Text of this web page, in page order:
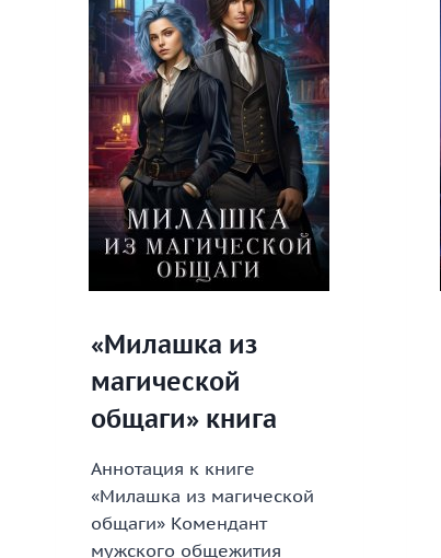
«Милашка из
магической
общаги» книга
Аннотация к книге
«Милашка из магической
общаги» Комендант
мужского общежития